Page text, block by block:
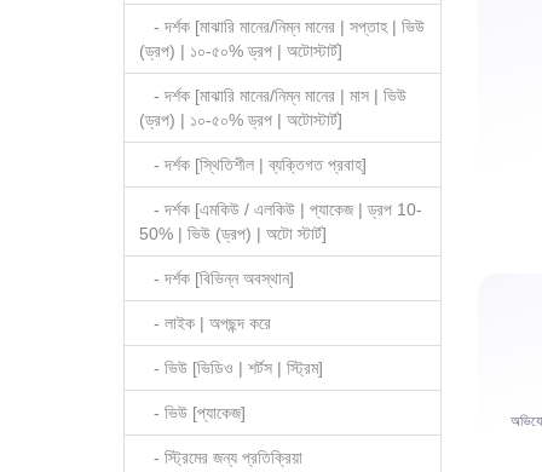
- দর্শক [মাঝারি মানের/নিম্ন মানের | সপ্তাহ | ভিউ
(ড্রপ) | ১০-৫০% ড্রপ | অটোস্টার্ট]
- দর্শক [মাঝারি মানের/নিম্ন মানের | মাস | ভিউ
(ড্রপ) | ১০-৫০% ড্রপ | অটোস্টার্ট]
- দর্শক [স্থিতিশীল | ব্যক্তিগত প্রবাহ]
- দর্শক [এমকিউ / এলকিউ | প্যাকেজ | ড্রপ 10-
50% | ভিউ (ড্রপ) | অটো স্টার্ট]
- দর্শক [বিভিন্ন অবস্থান]
- লাইক | অপছন্দ করে
- ভিউ [ভিডিও | শর্টস | স্ট্রিম]
- ভিউ [প্যাকেজ]
- স্ট্রিমের জন্য প্রতিক্রিয়া